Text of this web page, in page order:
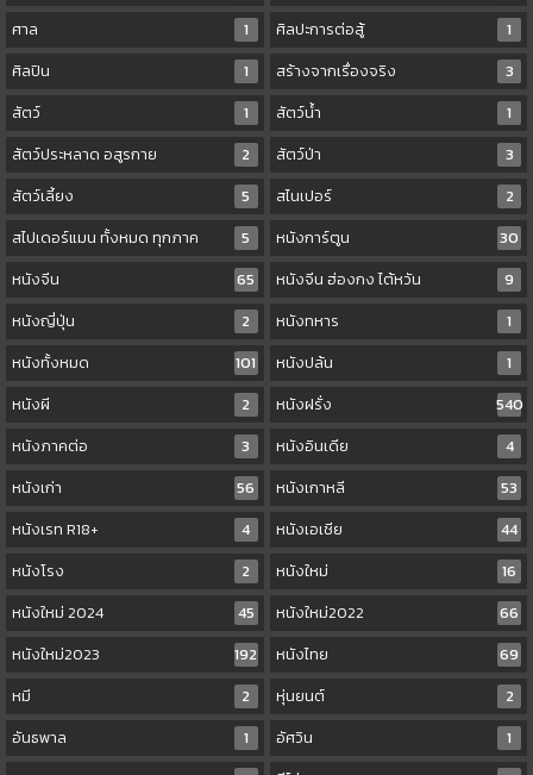
ศาล
1 ศิลปะการต่อสู้
1
ศิลปิน
1 สร้างจากเรื่องจริง
3
สัตว์
1 สัตว์น้ำ
1
สัตว์ประหลาด อสูรกาย
2 สัตว์ป่า
3
สัตว์เลี้ยง
5 สไนเปอร์
2
สไปเดอร์แมน ทั้งหมด ทุกภาค
5 หนังการ์ตูน
30
หนังจีน
65 หนังจีน ฮ่องกง ไต้หวัน
9
หนังญี่ปุ่น
2 หนังทหาร
1
หนังทั้งหมด
101 หนังปล้น
1
หนังผี
2 หนังฝรั่ง
540
หนังภาคต่อ
3 หนังอินเดีย
4
หนังเก่า
56 หนังเกาหลี
53
หนังเรท R18+
4 หนังเอเชีย
44
หนังโรง
2 หนังใหม่
16
หนังใหม่ 2024
45 หนังใหม่2022
66
หนังใหม่2023
192 หนังไทย
69
หมี
2 หุ่นยนต์
2
อันธพาล
1 อัศวิน
1